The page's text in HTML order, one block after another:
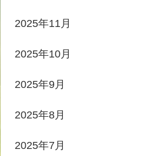
2025年11月
2025年10月
2025年9月
2025年8月
2025年7月